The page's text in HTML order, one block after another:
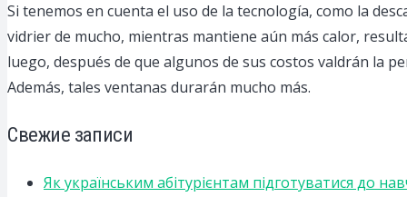
Si tenemos en cuenta el uso de la tecnología, como la
vidrier de mucho, mientras mantiene aún más calor,
luego, después de que algunos de sus costos valdrán la
Además, tales ventanas durarán mucho más.
Свежие записи
Як українським абітурієнтам підготуватися до